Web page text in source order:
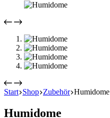
Start Shop Zubehör Humidome
Humidome